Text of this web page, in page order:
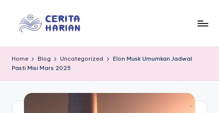
f
o
for
Home Blog Uncategorized
Elon Musk Umumkan Jadwal
Pasti Misi Mars 2025